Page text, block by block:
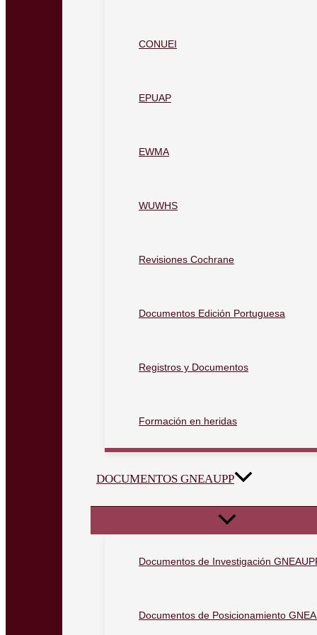
CONUEI
EPUAP
EWMA
WUWHS
Revisiones Cochrane
Documentos Edición Portuguesa
Registros y Documentos
Formación en heridas
DOCUMENTOS GNEAUPP
Documentos de Investigación
Documentos de Posicionamiento